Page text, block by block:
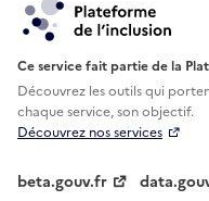
Ce service fait partie de la
Découvrez les outils qui
chaque service, son objectif.
Découvrez nos services
beta.gouv.fr